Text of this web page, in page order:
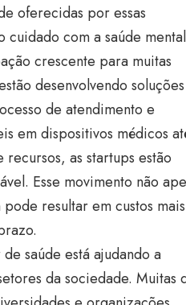
oferecidas por essas
cuidado com a saúde
crescente para muitas
desenvolvendo soluções
de atendimento e
em dispositivos médicos
as startups estão
Esse movimento não
resultar em custos mais
saúde está ajudando a
da sociedade. Muitas